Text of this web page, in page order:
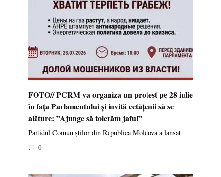
FOTO// PCRM va organiza un protest pe 28 iulie
în fața Parlamentului și invită cetățenii să se
alăture: ”Ajunge să tolerăm jaful”
Partidul Comuniștilor din Republica Moldova a lansat
0